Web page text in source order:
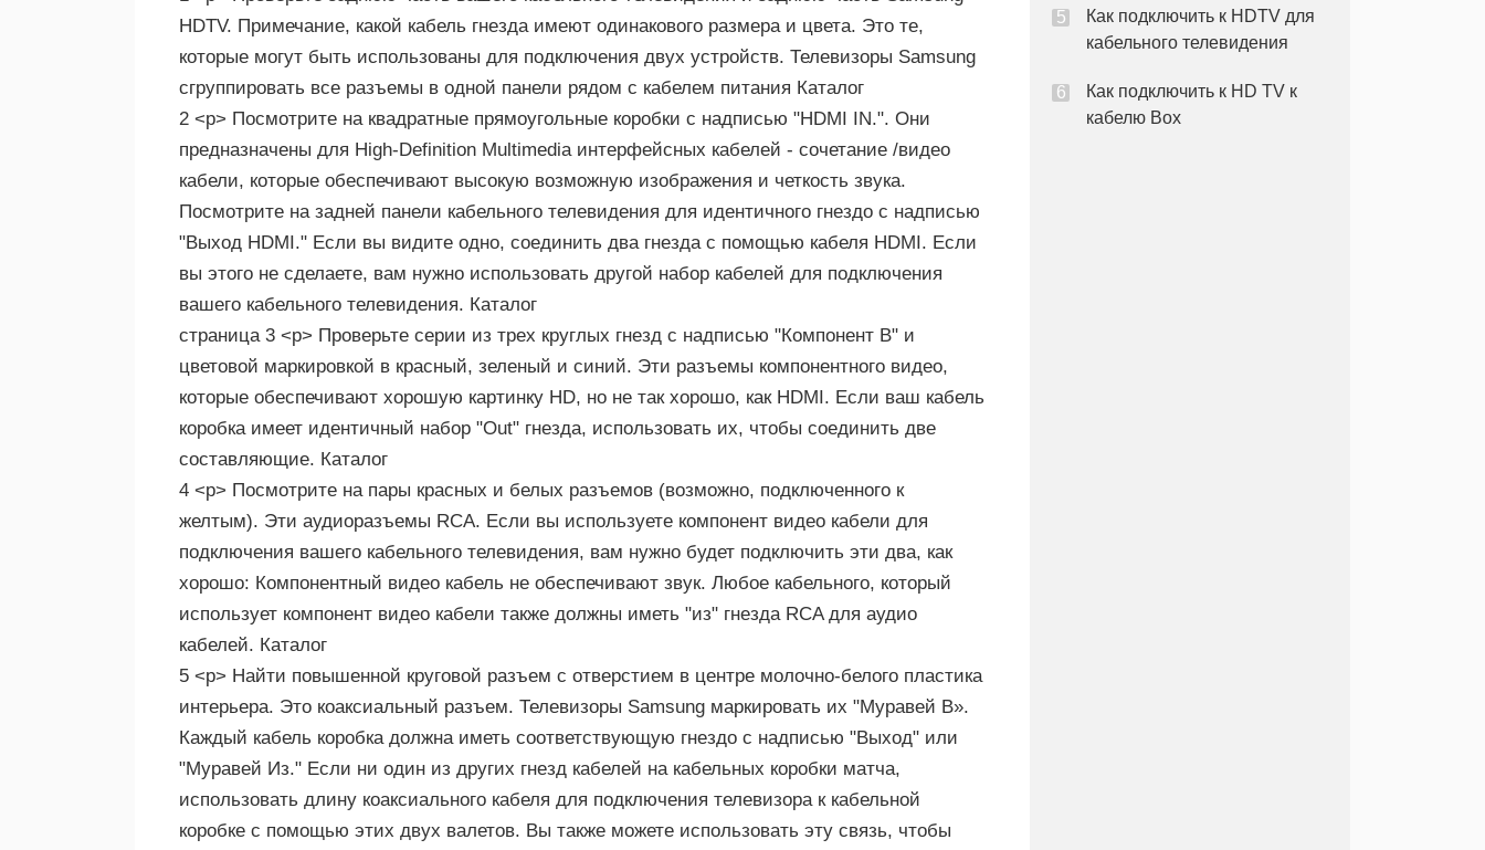
HDTV. Примечание, какой кабель гнезда имеют одинакового размера и цвета. Это те,
которые могут быть использованы для подключения двух устройств. Телевизоры Samsung
сгруппировать все разъемы в одной панели рядом с кабелем питания Каталог
2 <р> Посмотрите на квадратные прямоугольные коробки с надписью "HDMI IN.". Они
предназначены для High-Definition Multimedia интерфейсных кабелей - сочетание /видео
кабели, которые обеспечивают высокую возможную изображения и четкость звука.
Посмотрите на задней панели кабельного телевидения для идентичного гнездо с надписью
"Выход HDMI." Если вы видите одно, соединить два гнезда с помощью кабеля HDMI. Если
вы этого не сделаете, вам нужно использовать другой набор кабелей для подключения
вашего кабельного телевидения. Каталог
страница 3 <р> Проверьте серии из трех круглых гнезд с надписью "Компонент В" и
цветовой маркировкой в красный, зеленый и синий. Эти разъемы компонентного видео,
которые обеспечивают хорошую картинку HD, но не так хорошо, как HDMI. Если ваш кабель
коробка имеет идентичный набор "Out" гнезда, использовать их, чтобы соединить две
составляющие. Каталог
4 <р> Посмотрите на пары красных и белых разъемов (возможно, подключенного к
желтым). Эти аудиоразъемы RCA. Если вы используете компонент видео кабели для
подключения вашего кабельного телевидения, вам нужно будет подключить эти два, как
хорошо: Компонентный видео кабель не обеспечивают звук. Любое кабельного, который
использует компонент видео кабели также должны иметь "из" гнезда RCA для аудио
кабелей. Каталог
5 <р> Найти повышенной круговой разъем с отверстием в центре молочно-белого пластика
интерьера. Это коаксиальный разъем. Телевизоры Samsung маркировать их "Муравей В».
Каждый кабель коробка должна иметь соответствующую гнездо с надписью "Выход" или
"Муравей Из." Если ни один из других гнезд кабелей на кабельных коробки матча,
использовать длину коаксиального кабеля для подключения телевизора к кабельной
коробке с помощью этих двух валетов. Вы также можете использовать эту связь, чтобы
Как подключить к HDTV для
кабельного телевидения
Как подключить к HD TV к
кабелю Box